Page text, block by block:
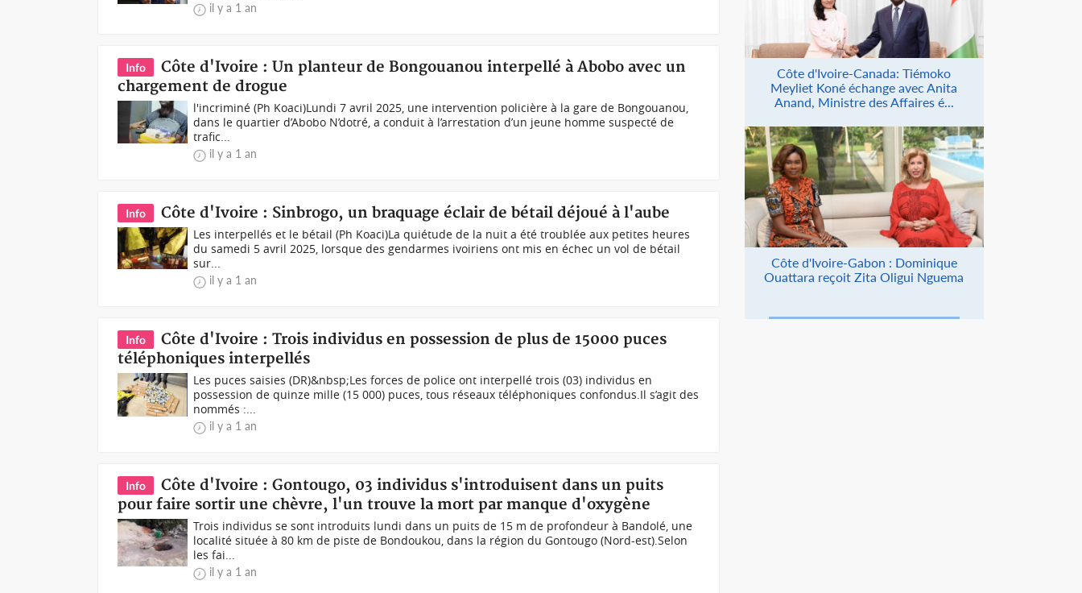
il y a 1 an
Info
Côte d'Ivoire : Un planteur de Bongouanou interpellé à Abobo avec un
chargement de drogue
l'incriminé (Ph Koaci)Lundi 7 avril 2025, une intervention policière à la gare de Bongouanou,
dans le quartier d’Abobo N’dotré, a conduit à l’arrestation d’un jeune homme suspecté de
trafic...
il y a 1 an
Info Côte d'Ivoire : Sinbrogo, un braquage éclair de bétail déjoué à l'aube
Les interpellés et le bétail (Ph Koaci)La quiétude de la nuit a été troublée aux petites heures
du samedi 5 avril 2025, lorsque des gendarmes ivoiriens ont mis en échec un vol de bétail
sur...
il y a 1 an
Info
Côte d'Ivoire : Trois individus en possession de plus de 15000 puces
téléphoniques interpellés
Les puces saisies (DR)&nbsp;Les forces de police ont interpellé trois (03) individus en
possession de quinze mille (15 000) puces, tous réseaux téléphoniques confondus.Il s’agit des
nommés :...
il y a 1 an
Info
Côte d'Ivoire : Gontougo, 03 individus s'introduisent dans un puits
pour faire sortir une chèvre, l'un trouve la mort par manque d'oxygène
Trois individus se sont introduits lundi dans un puits de 15 m de profondeur à Bandolé, une
localité située à 80 km de piste de Bondoukou, dans la région du Gontougo (Nord-est).Selon
les fai...
il y a 1 an
Côte d'Ivoire-Canada: Tiémoko
Meyliet Koné échange avec Anita
Anand, Ministre des Affaires é...
Côte d'Ivoire-Gabon : Dominique
Ouattara reçoit Zita Oligui Nguema